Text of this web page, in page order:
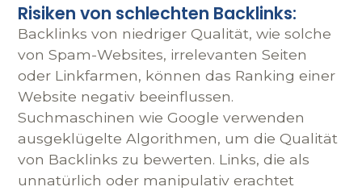
Risiken von schlechten Backlinks:
Backlinks von niedriger Qualität, wie solche
von Spam-Websites, irrelevanten Seiten
oder Linkfarmen, können das Ranking einer
Website negativ beeinflussen.
Suchmaschinen wie Google verwenden
ausgeklügelte Algorithmen, um die Qualität
von Backlinks zu bewerten. Links, die als
unnatürlich oder manipulativ erachtet